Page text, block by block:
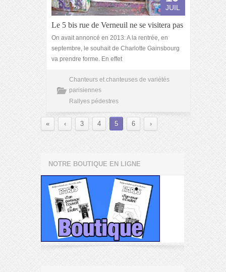
JUIL
Le 5 bis rue de Verneuil ne se visitera pas
On avait annoncé en 2013: A la rentrée, en
septembre, le souhait de Charlotte Gainsbourg
va prendre forme. En effet
Chanteurs et chanteuses de variétés
parisiennes
Rallyes pédestres
« ‹ 3 4 5 6 ›
NOTRE BOUTIQUE EN LIGNE